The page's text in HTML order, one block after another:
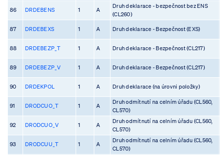
86 DRDEBENS 1 A
Druh deklarace - bezpečnost bez ENS
(CL260)
87 DRDEBEXS 1 A Druh deklarace - Bezpečnost (EXS)
88 DRDEBEZP_T 1 A Druh deklarace - Bezpečnost (CL217)
89 DRDEBEZP_V 1 A Druh deklarace - Bezpečnost (CL217)
90 DRDEKPOL 1 A Druh deklarace (na úrovni položky)
91 DRODCUO_T 1 A
Druh odmítnutí na celním úřadu (CL560,
CL570)
92 DRODCUO_V 1 A
Druh odmítnutí na celním úřadu (CL560,
CL570)
93 DRODCUU_T 1 A
Druh odmítnutí na celním úřadu (CL560,
CL570)